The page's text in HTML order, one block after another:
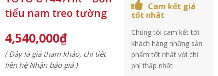
tiểu nam treo tường
4,540,000₫
( Đây là giá tham khảo, chi tiết
liên hệ Nhận báo giá )
Cam kết giá
tốt nhât
Chúng tôi cam kết tới
khách hàng những sản
phẩm tốt nhất với chi
phí thấp nhất